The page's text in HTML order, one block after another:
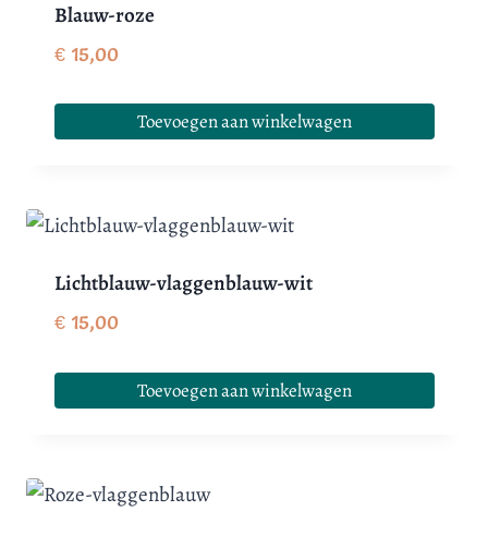
Blauw-roze
€15,00
Toevoegen aan winkelwagen
Lichtblauw-vlaggenblauw-wit
€15,00
Toevoegen aan winkelwagen